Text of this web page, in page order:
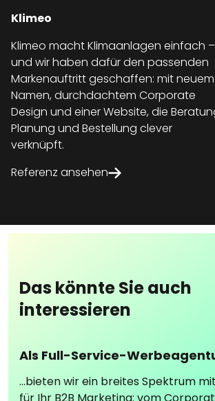
Klimeo
Klimeo macht Klimaanlagen einfach –
und wir haben dafür den passenden
Markenauftritt geschaffen: mit neuem
Namen, durchdachtem Corporate
Design und einer Website, die
Planung und Bestellung clever
verknüpft.
Referenz ansehen
Das könnte Sie auch
interessieren
Als Full-Service-
...bieten wir ein breites Spektrum